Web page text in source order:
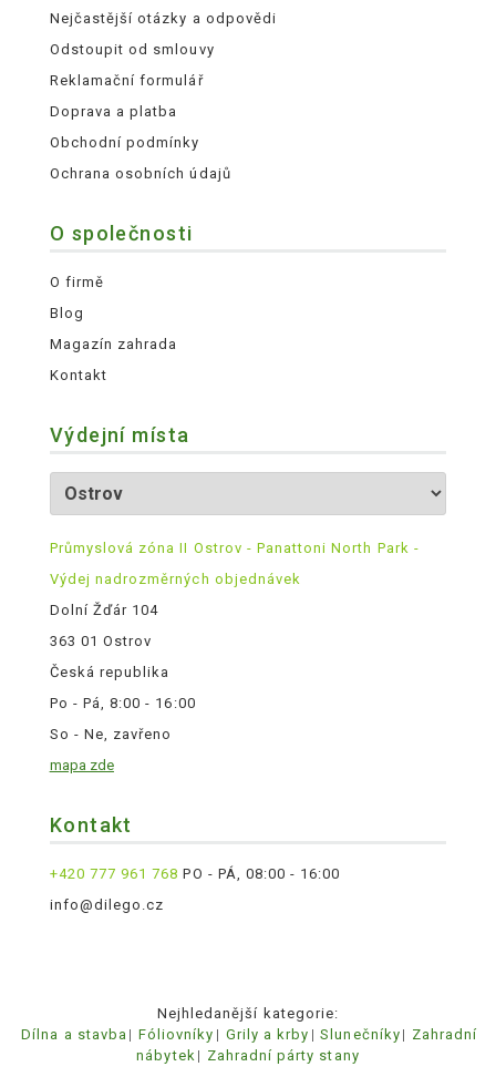
Nejčastější otázky a odpovědi
Odstoupit od smlouvy
Reklamační formulář
Doprava a platba
Obchodní podmínky
Ochrana osobních údajů
O společnosti
O firmě
Blog
Magazín zahrada
Kontakt
Výdejní místa
Průmyslová zóna II Ostrov - Panattoni North Park -
Výdej nadrozměrných objednávek
Dolní Žďár 104
363 01 Ostrov
Česká republika
Po - Pá, 8:00 - 16:00
So - Ne, zavřeno
mapa zde
Kontakt
+420 777 961 768 PO - PÁ, 08:00 - 16:00
info@dilego.cz
Nejhledanější kategorie:
Dílna a stavba
Fóliovníky Grily a krby Slunečníky
Zahradní
nábytek
Zahradní párty stany